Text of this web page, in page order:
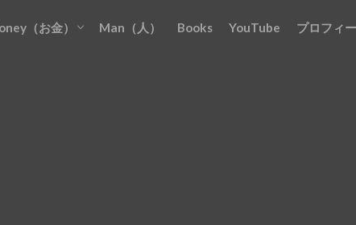
（お金） Man（人） Books YouTube プロフィ